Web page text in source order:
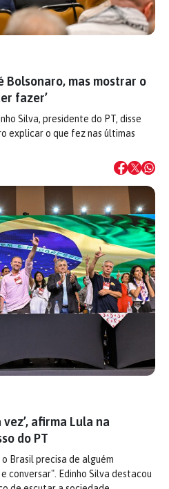
Bolsonaro, mas mostrar o
fazer’
Silva, presidente do PT, disse
explicar o que fez nas últimas
afirma Lula na
do PT
Brasil precisa de alguém
conversar". Edinho Silva destacou